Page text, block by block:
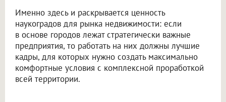
Именно здесь и раскрывается ценность
наукоградов для рынка недвижимости: если
в основе городов лежат стратегически важные
предприятия, то работать на них должны лучшие
кадры, для которых нужно создать максимально
комфортные условия с комплексной проработкой
всей территории.